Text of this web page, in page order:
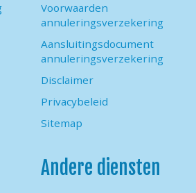
Voorwaarden
annuleringsverzekering
Aansluitingsdocument
annuleringsverzekering
Disclaimer
Privacybeleid
Sitemap
Andere diensten